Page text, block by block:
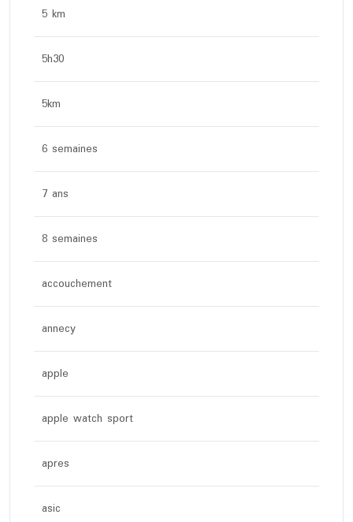
5 km
5h30
5km
6 semaines
7 ans
8 semaines
accouchement
annecy
apple
apple watch sport
apres
asic